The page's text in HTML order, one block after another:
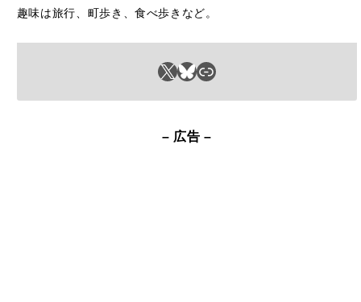
趣味は旅行、町歩き、食べ歩きなど。
X Bluesky リンク
– 広告 –